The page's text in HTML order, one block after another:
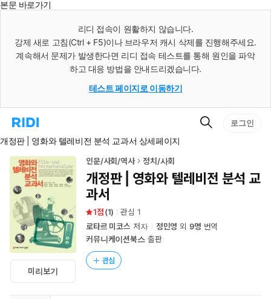
본문 바로가기
리디 접속이 원활하지 않습니다.
강제 새로 고침(Ctrl + F5)이나 브라우저 캐시 삭제를 진행해주세요.
계속해서 문제가 발생한다면 리디 접속 테스트를 통해 원인을 파악
하고 대응 방법을 안내드리겠습니다.
테스트 페이지로 이동하기
리
홈
로
이
검
로그인
개정판 | 영화와 텔레비전 분석 교과서 상세페이지
미리보기
인문/사회/역사 정치/사회
개정판 | 영화와 텔레비전 분석 교
과서
1 (1) 관심 1
로타르 미코스 저자 정민영 외 9명 번역
커뮤니케이션북스출판
관심